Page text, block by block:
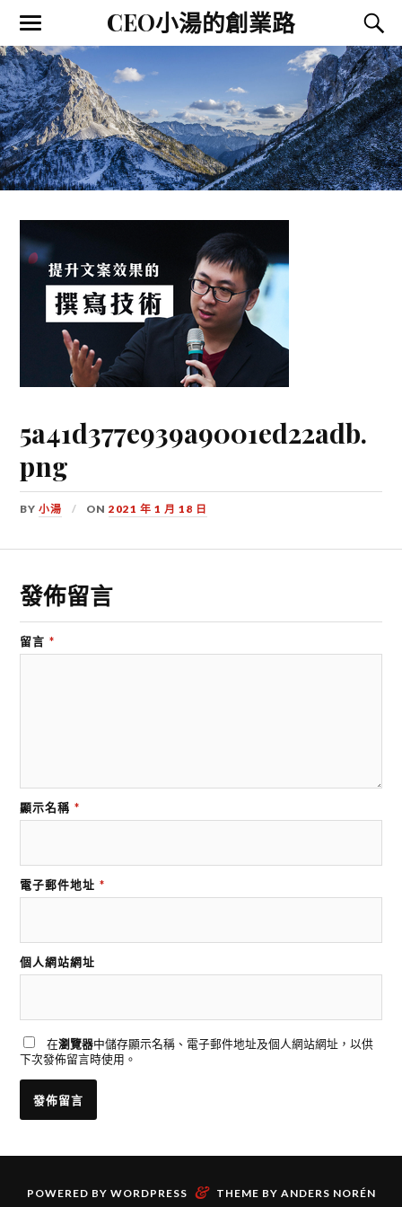
CEO小湯的創業路
5a41d377e939a9001ed22adb.
png
BY小湯 ON2021 年 1 月 18 日
發佈留言
留言 *
顯示名稱 *
電子郵件地址 *
個人網站網址
在瀏覽器中儲存顯示名稱、電子郵件地址及個人網站網址，以供
下次發佈留言時使用。
POWERED BY WORDPRESS & THEME BY ANDERS NORÉN